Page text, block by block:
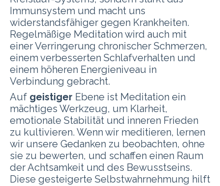
Immunsystem und macht uns
widerstandsfähiger gegen Krankheiten.
Regelmäßige Meditation wird auch mit
einer Verringerung chronischer Schmerzen,
einem verbesserten Schlafverhalten und
einem höheren Energieniveau in
Verbindung gebracht.
Auf geistiger Ebene ist Meditation ein
mächtiges Werkzeug, um Klarheit,
emotionale Stabilität und inneren Frieden
zu kultivieren. Wenn wir meditieren, lernen
wir unsere Gedanken zu beobachten, ohne
sie zu bewerten, und schaffen einen Raum
der Achtsamkeit und des Bewusstseins.
Diese gesteigerte Selbstwahrnehmung hilft